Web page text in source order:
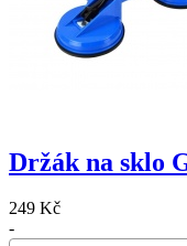
Držák na sklo
249 Kč
-